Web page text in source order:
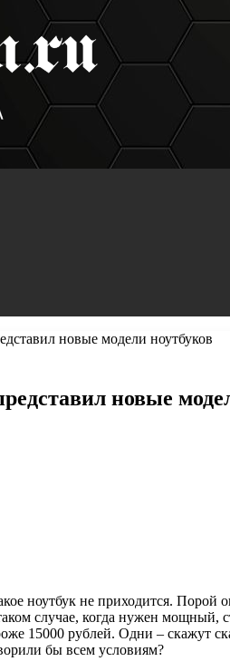
новые модели ноутбуков
новые
ноутбук не приходится.
случае, когда нужен мощный,
15000 рублей. Одни – скажут
бы всем условиям?